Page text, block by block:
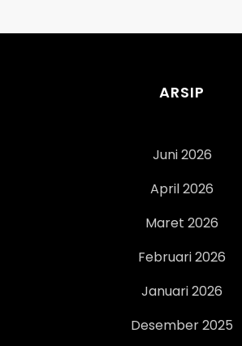
ARSIP
Juni 2026
April 2026
Maret 2026
Februari 2026
Januari 2026
Desember 2025